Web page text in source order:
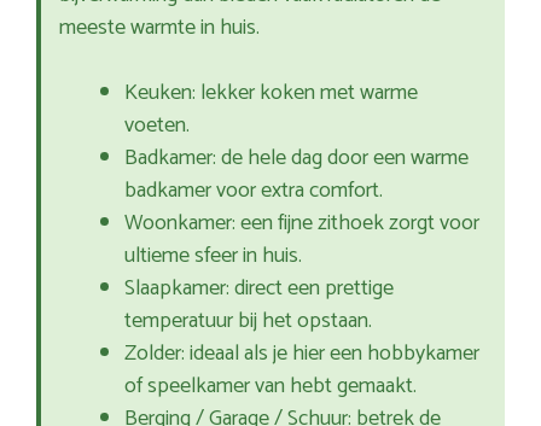
meeste warmte in huis.
Keuken: lekker koken met warme
voeten.
Badkamer: de hele dag door een warme
badkamer voor extra comfort.
Woonkamer: een fijne zithoek zorgt voor
ultieme sfeer in huis.
Slaapkamer: direct een prettige
temperatuur bij het opstaan.
Zolder: ideaal als je hier een hobbykamer
of speelkamer van hebt gemaakt.